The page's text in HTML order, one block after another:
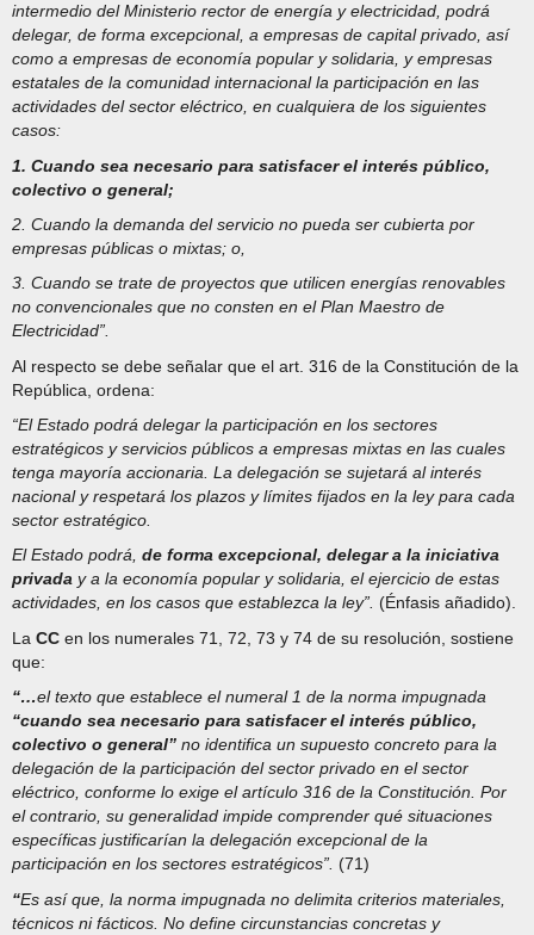
intermedio del Ministerio rector de energía y electricidad, podrá
delegar, de forma excepcional, a empresas de capital privado, así
como a empresas de economía popular y solidaria, y empresas
estatales de la comunidad internacional la participación en las
actividades del sector eléctrico, en cualquiera de los siguientes
casos:
1. Cuando sea necesario para satisfacer el interés público,
colectivo o general;
2. Cuando la demanda del servicio no pueda ser cubierta por
empresas públicas o mixtas; o,
3. Cuando se trate de proyectos que utilicen energías renovables
no convencionales que no consten en el Plan Maestro de
Electricidad”.
Al respecto se debe señalar que el art. 316 de la Constitución de la
República, ordena:
“El Estado podrá delegar la participación en los sectores
estratégicos y servicios públicos a empresas mixtas en las cuales
tenga mayoría accionaria. La delegación se sujetará al interés
nacional y respetará los plazos y límites fijados en la ley para cada
sector estratégico.
El Estado podrá, de forma excepcional, delegar a la iniciativa
privada y a la economía popular y solidaria, el ejercicio de estas
actividades, en los casos que establezca la ley”. (Énfasis añadido).
La CC en los numerales 71, 72, 73 y 74 de su resolución, sostiene
que:
“…el texto que establece el numeral 1 de la norma impugnada
“cuando sea necesario para satisfacer el interés público,
colectivo o general” no identifica un supuesto concreto para la
delegación de la participación del sector privado en el sector
eléctrico, conforme lo exige el artículo 316 de la Constitución. Por
el contrario, su generalidad impide comprender qué situaciones
específicas justificarían la delegación excepcional de la
participación en los sectores estratégicos”. (71)
“Es así que, la norma impugnada no delimita criterios materiales,
técnicos ni fácticos. No define circunstancias concretas y